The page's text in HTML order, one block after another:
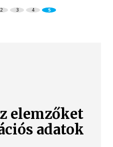
2 3 4 5
elemzőket
adatok